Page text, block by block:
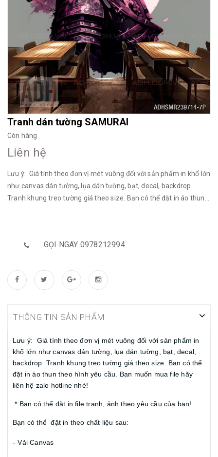
Thế giới Decor Giới thiệu
Tranh dán tường SAMURAI
Còn hàng
Liên hệ
Lưu ý: Giá tính theo đơn vị mét vuông đối với sản phẩm in khổ lớn
như canvas dán tường, lụa dán tường, bạt, decal, backdrop.
Tranh khung treo tường giá theo size. Bạn có thể đặt in áo thun
- Decal - Tranh khung treo tường - Đặt backdrop - … Kích thước:
tiếp với chúng tôi để đặt in theo yêu cầu! *Bạn cũng có thể mua
file chất lượng cao của chúng tôi để in khổ lớn.
GỌI NGAY 0978212994
THÔNG TIN SẢN PHẨM
Lưu ý: Giá tính theo đơn vị mét vuông đối với sản phẩm in
khổ lớn như canvas dán tường, lụa dán tường, bạt, decal,
backdrop. Tranh khung treo tường giá theo size. Bạn có thể
đặt in áo thun theo hình yêu cầu. Bạn muốn mua file hãy
liên hệ zalo hotline nhé!
* Bạn có thể đặt in file tranh, ảnh theo yêu cầu của bạn!
Bạn có thể đặt in theo chất liệu sau:
- Vải Canvas